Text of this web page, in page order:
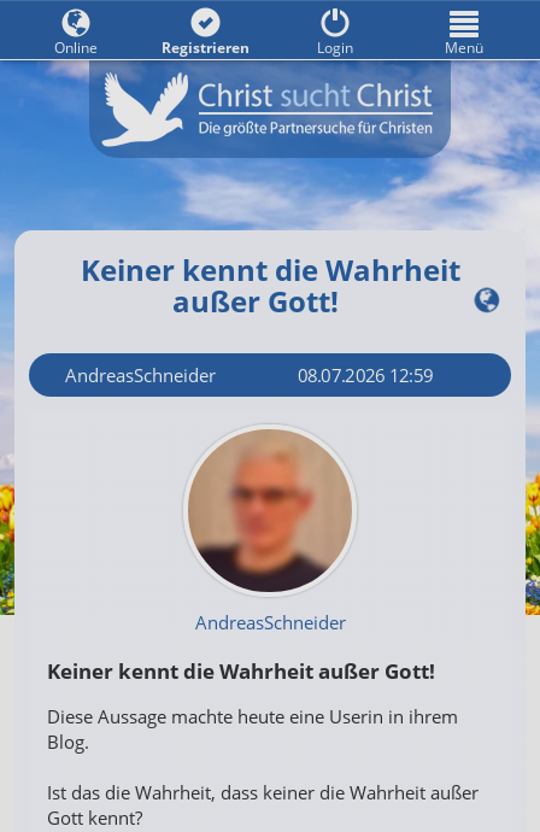
Keiner kennt die Wahrheit
außer Gott!
AndreasSchneider 08.07.2026 12:59
AndreasSchneider
Keiner kennt die Wahrheit außer Gott!
Diese Aussage machte heute eine Userin in ihrem
Blog.
Ist das die Wahrheit, dass keiner die Wahrheit außer
Gott kennt?
Online Registrieren Login Menü